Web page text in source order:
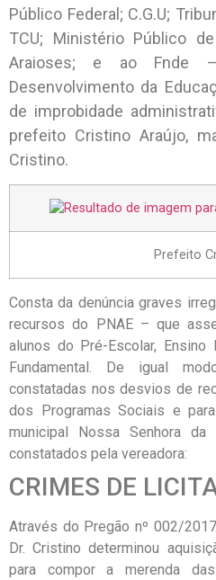
Público Federal; C.G.U;
TCU; Ministério Público
Araioses; e ao Fnde
Desenvolvimento da
de improbidade
prefeito Cristino Araújo,
Cristino.
Prefeito
Consta da denúncia graves
recursos do PNAE – que
alunos do Pré-Escolar, Ensino
Fundamental. De igual
constatadas nos desvios de
dos Programas Sociais e
municipal Nossa Senhora
constatados pela vereadora:
CRIMES DE
Através do Pregão nº 002/
Dr. Cristino determinou
para compor a merenda